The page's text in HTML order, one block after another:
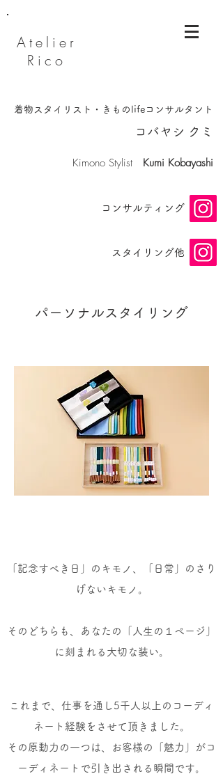
Atelier
Rico
着物スタイリスト・きものlifeコンサルタント
​コバヤシ クミ
​Kimono Stylist Kumi Kobayashi
​コンサルティング
スタイリング他
パーソナルスタイリング
「記念すべき日」のキモノ、「日常」のさり
げないキモノ。
そのどちらも、あなたの「人生の１ページ」
に刻まれる大切な装い。
これまで、仕事を通し5千人以上のコーディ
ネート経験をさせて頂きました。
その原動力の一つは、お客様の「魅力」がコ
ーディネートで引き出される瞬間です。